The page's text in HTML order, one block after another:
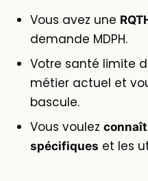
Vous avez une
demande MDPH.
Votre santé limite
métier actuel et
bascule.
Vous voulez
spécifiques et les